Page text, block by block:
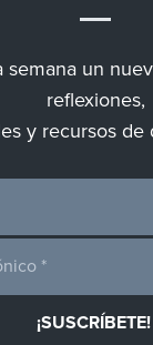
semana un
reflexiones,
y recursos de